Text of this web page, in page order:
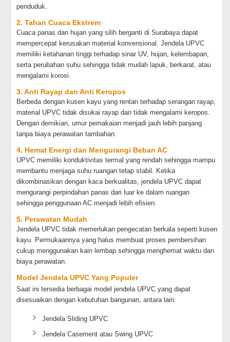
penduduk.
2. Tahan Cuaca Ekstrem
Cuaca panas dan hujan yang silih berganti di Surabaya dapat
mempercepat kerusakan material konvensional. Jendela UPVC
memiliki ketahanan tinggi terhadap sinar UV, hujan, kelembapan,
serta perubahan suhu sehingga tidak mudah lapuk, berkarat, atau
mengalami korosi.
3. Anti Rayap dan Anti Keropos
Berbeda dengan kusen kayu yang rentan terhadap serangan rayap,
material UPVC tidak disukai rayap dan tidak mengalami keropos.
Dengan demikian, umur pemakaian menjadi jauh lebih panjang
tanpa biaya perawatan tambahan.
4. Hemat Energi dan Mengurangi Beban AC
UPVC memiliki konduktivitas termal yang rendah sehingga mampu
membantu menjaga suhu ruangan tetap stabil. Ketika
dikombinasikan dengan kaca berkualitas, jendela UPVC dapat
mengurangi perpindahan panas dari luar ke dalam ruangan
sehingga penggunaan AC menjadi lebih efisien.
5. Perawatan Mudah
Jendela UPVC tidak memerlukan pengecatan berkala seperti kusen
kayu. Permukaannya yang halus membuat proses pembersihan
cukup menggunakan kain lembap sehingga menghemat waktu dan
biaya perawatan.
Model Jendela UPVC Yang Populer
Saat ini tersedia berbagai model jendela UPVC yang dapat
disesuaikan dengan kebutuhan bangunan, antara lain:
Jendela Sliding UPVC
Jendela Casement atau Swing UPVC